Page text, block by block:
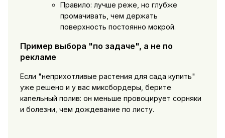
Правило: лучше реже, но глубже
промачивать, чем держать
поверхность постоянно мокрой.
Пример выбора "по задаче", а не по
рекламе
Если "неприхотливые растения для сада купить"
уже решено и у вас миксбордеры, берите
капельный полив: он меньше провоцирует сорняки
и болезни, чем дождевание по листу.